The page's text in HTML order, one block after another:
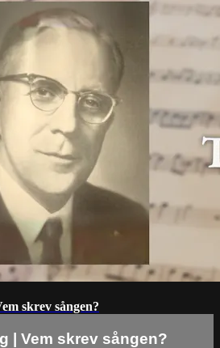
skrev sången?
| Vem skrev sången?